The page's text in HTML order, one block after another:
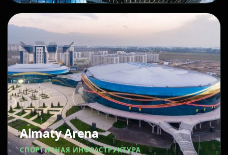
Almaty Arena
СПОРТИВНАЯ ИНФРАСТРУКТУРА